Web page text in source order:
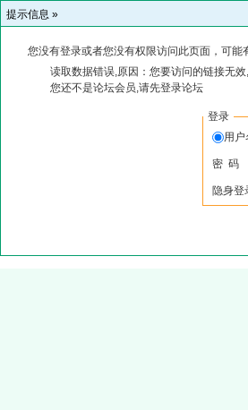
提示信息 »
您没有登录或者您没有权限访问此页面，可能
读取数据错误,原因：您要访问的链接无
您还不是论坛会员,请先登录论坛
登录
用
密 码
隐身登